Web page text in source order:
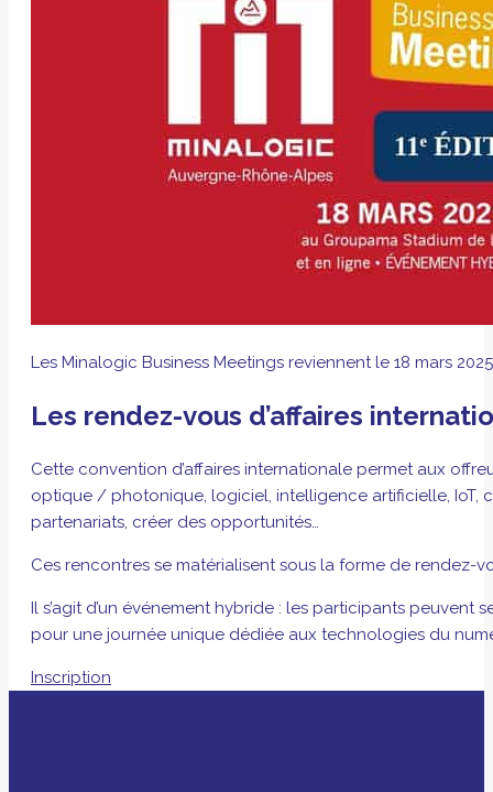
Les Minalogic Business Meetings reviennent le 18 mars
Les rendez-vous d’affaires
Cette convention d’affaires internationale permet aux
optique / photonique, logiciel, intelligence artificielle, IoT,
partenariats, créer des opportunités…
Ces rencontres se matérialisent sous la forme de rendez-
Il s’agit d’un événement hybride : les participants
pour une journée unique dédiée aux technologies du
Inscription